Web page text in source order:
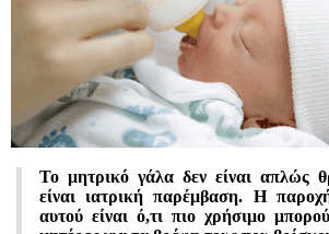
α
ο
υ
μ
Το μητρικό γάλα δεν είναι απλώς
είναι ιατρική παρέμβαση. Η
αυτού είναι ό,τι πιο χρήσιμο